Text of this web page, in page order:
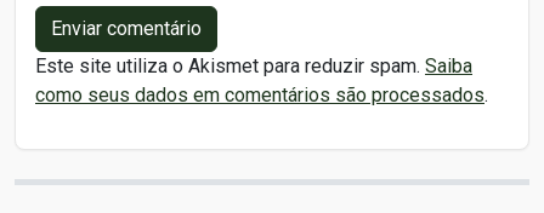
Enviar comentário
Este site utiliza o Akismet para reduzir spam. Saiba
como seus dados em comentários são processados.